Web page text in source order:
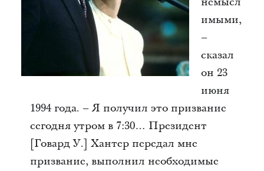
имыми,
–
сказал
он 23
июня
1994 года. – Я получил это призвание
сегодня утром в 7:30… Президент
[Говард У.] Хантер передал мне
призвание, выполнил необходимые